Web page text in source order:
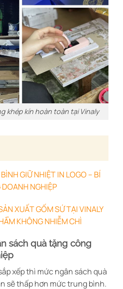
khép kín hoàn toàn tại Vinaly
GIỮ NHIỆT IN LOGO – BÍ
NGHIỆP
XUẤT GỐM SỨ TẠI VINALY
KHÔNG NHIỄM CHÌ
sách quà tặng công
xếp thì mức ngân sách quà
sẽ thấp hơn mức trung bình.